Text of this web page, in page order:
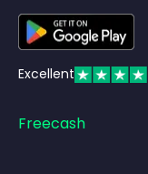
Excellent
Freecash